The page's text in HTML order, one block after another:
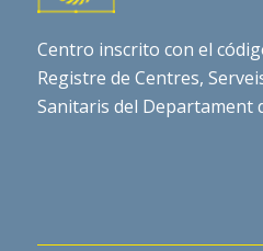
Centro inscrito con el
Registre de Centres,
Sanitaris del Departament